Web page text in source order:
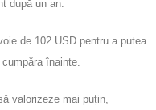
după un an.
de 102 USD pentru a putea
înainte.
valorizeze mai puțin,